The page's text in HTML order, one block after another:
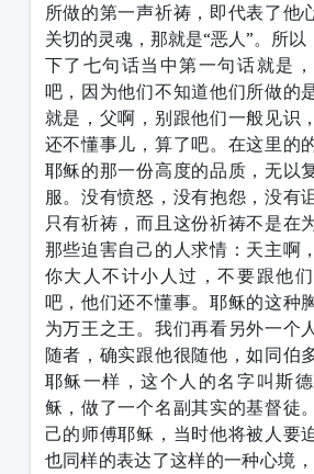
所做的第一声祈祷，即代表了他
关切的灵魂，那就是“恶人”。所
下了七句话当中第一句话就是
吧，因为他们不知道他们所做的
就是，父啊，别跟他们一般见识
还不懂事儿，算了吧。在这里的
耶稣的那一份高度的品质，无以
服。没有愤怒，没有抱怨，没有
只有祈祷，而且这份祈祷不是在
那些迫害自己的人求情：天主啊
你大人不计小人过，不要跟他
吧，他们还不懂事。耶稣的这种
为万王之王。我们再看另外一个
随者，确实跟他很随他，如同伯
耶稣一样，这个人的名字叫斯
稣，做了一个名副其实的基督徒
己的师傅耶稣，当时他将被人要
也同样的表达了这样的一种心境